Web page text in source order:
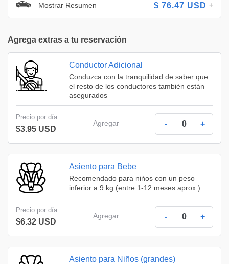
Mostrar Resumen $ 76.47 USD
Agrega extras a tu reservación
Conductor Adicional
Conduzca con la tranquilidad de saber que
el resto de los conductores también están
asegurados
Precio por día
$3.95 USD
Agregar - +
Asiento para Bebe
Recomendado para nińos con un peso
inferior a 9 kg (entre 1-12 meses aprox.)
Precio por día
$6.32 USD
Agregar - +
Asiento para Niños (grandes)